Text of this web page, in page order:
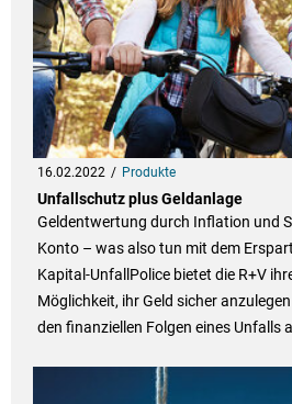
16.02.2022 Produkte
Unfallschutz plus Geldanlage
Geldentwertung durch Inflation und
Konto – was also tun mit dem
Kapital-UnfallPolice bietet die R+V
Möglichkeit, ihr Geld sicher
den finanziellen Folgen eines Unfalls